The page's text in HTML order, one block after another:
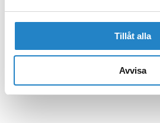
Tillåt alla
Avvisa